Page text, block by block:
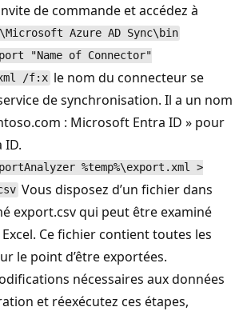
de commande et accédez à
Azure AD Sync\bin
"Name of Connector"
/f:x le nom du connecteur se
de synchronisation. Il a un nom
: Microsoft Entra ID » pour
ID.
%temp%\export.xml >
Vous disposez d’un fichier dans
export.csv qui peut être examiné
Ce fichier contient toutes les
le point d’être exportées.
nécessaires aux données
et réexécutez ces étapes,